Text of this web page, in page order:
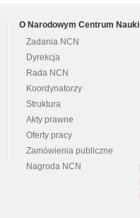
O Narodowym Centrum Nauki
Zadania NCN
Dyrekcja
Rada NCN
Koordynatorzy
Struktura
Akty prawne
Oferty pracy
Zamówienia publiczne
Nagroda NCN